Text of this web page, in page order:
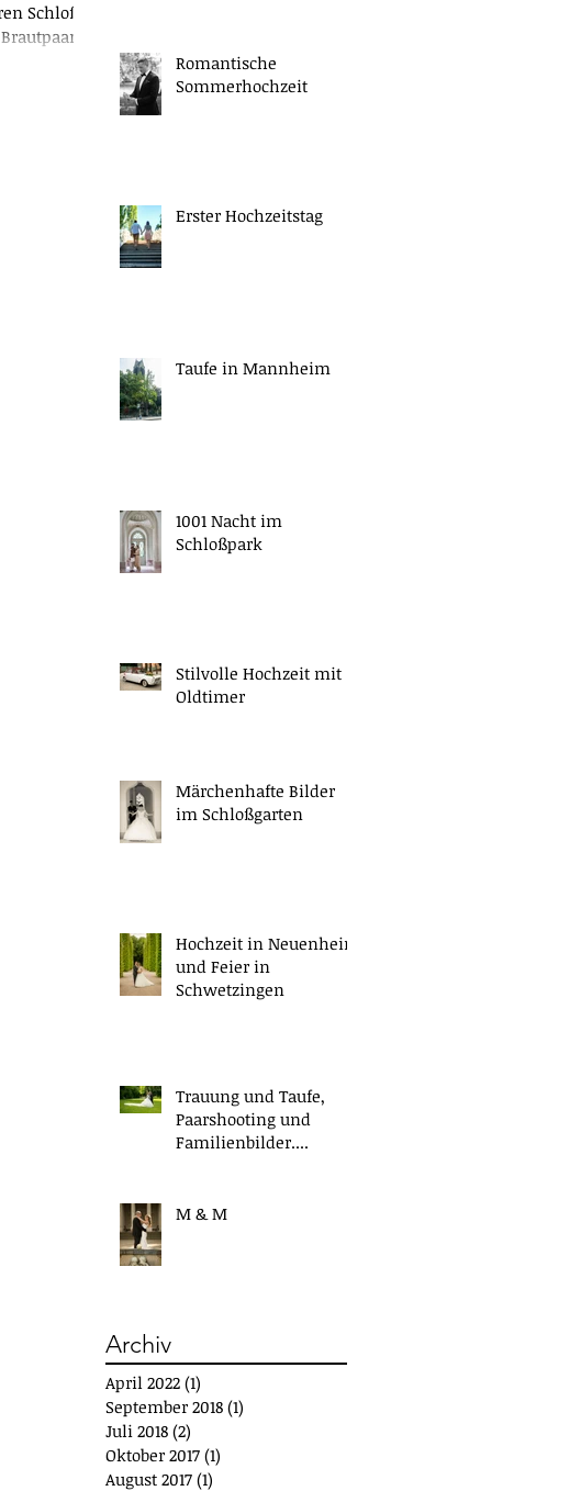
Schloß
Romantische
Sommerhochzeit
Erster Hochzeitstag
Taufe in Mannheim
1001 Nacht im
Schloßpark
Stilvolle Hochzeit mit
Oldtimer
Märchenhafte Bilder
im Schloßgarten
Hochzeit in Neuenheim
und Feier in
Schwetzingen
Trauung und Taufe,
Paarshooting und
Familienbilder....
M & M
Archiv
April 2022 (1)
September 2018 (1)
Juli 2018 (2)
Oktober 2017 (1)
August 2017 (1)